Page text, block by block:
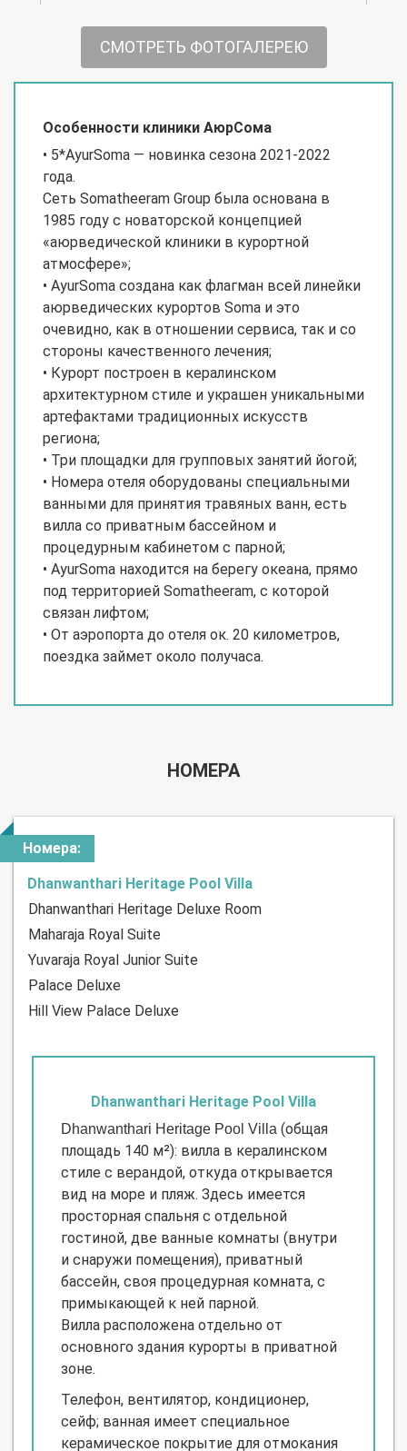
СМОТРЕТЬ ФОТОГАЛЕРЕЮ
Особенности клиники АюрСома
• 5*AyurSoma — новинка сезона 2021-2022
года.
Сеть Somatheeram Group была основана в
1985 году с новаторской концепцией
«аюрведической клиники в курортной
атмосфере»;
• AyurSoma создана как флагман всей линейки
аюрведических курортов Soma и это
очевидно, как в отношении сервиса, так и со
стороны качественного лечения;
• Курорт построен в кералинском
архитектурном стиле и украшен уникальными
артефактами традиционных искусств
региона;
• Три площадки для групповых занятий йогой;
• Номера отеля оборудованы специальными
ванными для принятия травяных ванн, есть
вилла со приватным бассейном и
процедурным кабинетом с парной;
• AyurSoma находится на берегу океана, прямо
под территорией Somatheeram, с которой
связан лифтом;
• От аэропорта до отеля ок. 20 километров,
поездка займет около получаса.
НОМЕРА
Номера:
Dhanwanthari Heritage Pool Villa
Dhanwanthari Heritage Deluxe Room
Maharaja Royal Suite
Yuvaraja Royal Junior Suite
Palace Deluxe
Hill View Palace Deluxe
Dhanwanthari Heritage Pool Villa
Dhanwanthari Heritage Pool Villa (общая
площадь 140 м²): вилла в кералинском
стиле с верандой, откуда открывается
вид на море и пляж. Здесь имеется
просторная спальня с отдельной
гостиной, две ванные комнаты (внутри
и снаружи помещения), приватный
бассейн, своя процедурная комната, с
примыкающей к ней парной.
Вилла расположена отдельно от
основного здания курорты в приватной
зоне.
Телефон, вентилятор, кондиционер,
сейф; ванная имеет специальное
керамическое покрытие для отмокания